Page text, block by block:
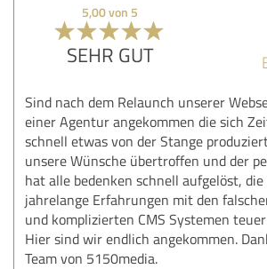
5,00 von 5
SEHR GUT
Sind nach dem Relaunch unserer
einer Agentur angekommen die sich
schnell etwas von der Stange
unsere Wünsche übertroffen und der
hat alle bedenken schnell aufgelöst,
jahrelange Erfahrungen mit den
und komplizierten CMS Systemen
Hier sind wir endlich angekommen.
Team von 5150media.